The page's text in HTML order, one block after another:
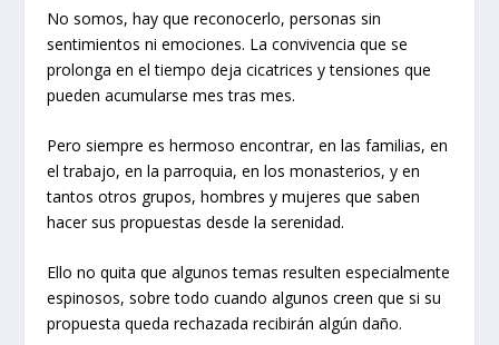
No somos, hay que reconocerlo, personas sin
sentimientos ni emociones. La convivencia que se
prolonga en el tiempo deja cicatrices y tensiones que
pueden acumularse mes tras mes.
Pero siempre es hermoso encontrar, en las familias, en
el trabajo, en la parroquia, en los monasterios, y en
tantos otros grupos, hombres y mujeres que saben
hacer sus propuestas desde la serenidad.
Ello no quita que algunos temas resulten especialmente
espinosos, sobre todo cuando algunos creen que si su
propuesta queda rechazada recibirán algún daño.